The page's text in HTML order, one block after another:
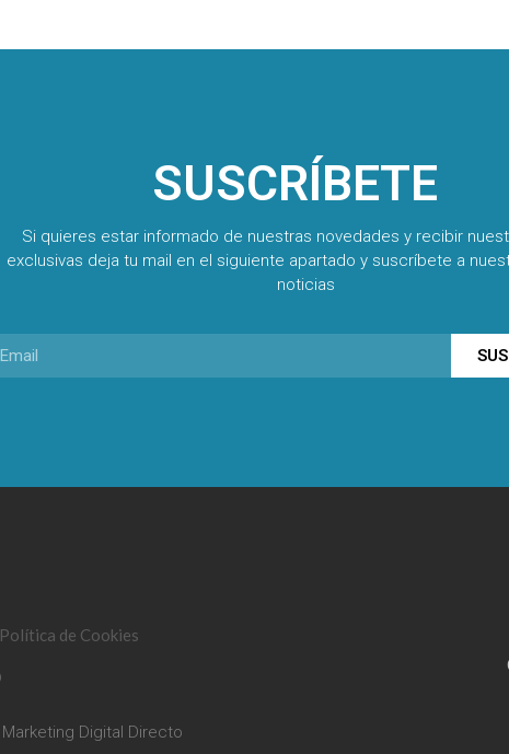
SUSCRÍBETE
Si quieres estar informado de nuestras novedades y recibir
exclusivas deja tu mail en el siguiente apartado y suscríbete a
noticias
Política de Cookies
Marketing Digital Directo